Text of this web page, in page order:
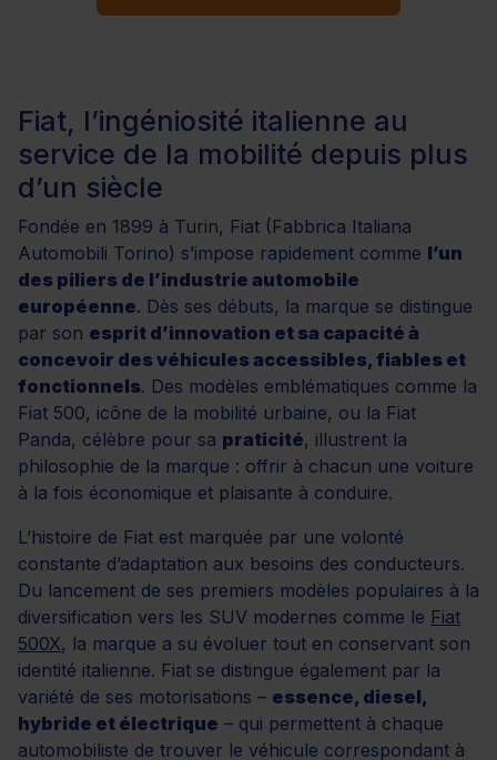
Fiat, l’ingéniosité italienne au
service de la mobilité depuis plus
d’un siècle
Fondée en 1899 à Turin, Fiat (Fabbrica Italiana
Automobili Torino) s’impose rapidement comme l’un
des piliers de l’industrie automobile
européenne. Dès ses débuts, la marque se distingue
par son esprit d’innovation et sa capacité à
concevoir des véhicules accessibles, fiables et
fonctionnels. Des modèles emblématiques comme la
Fiat 500, icône de la mobilité urbaine, ou la Fiat
Panda, célèbre pour sa praticité, illustrent la
philosophie de la marque : offrir à chacun une voiture
à la fois économique et plaisante à conduire.
L’histoire de Fiat est marquée par une volonté
constante d’adaptation aux besoins des conducteurs.
Du lancement de ses premiers modèles populaires à la
diversification vers les SUV modernes comme le Fiat
500X, la marque a su évoluer tout en conservant son
identité italienne. Fiat se distingue également par la
variété de ses motorisations – essence, diesel,
hybride et électrique – qui permettent à chaque
automobiliste de trouver le véhicule correspondant à